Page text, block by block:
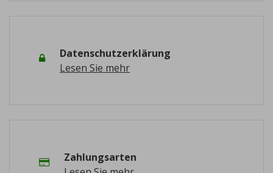
Datenschutzerklärung
Lesen Sie mehr
Zahlungsarten